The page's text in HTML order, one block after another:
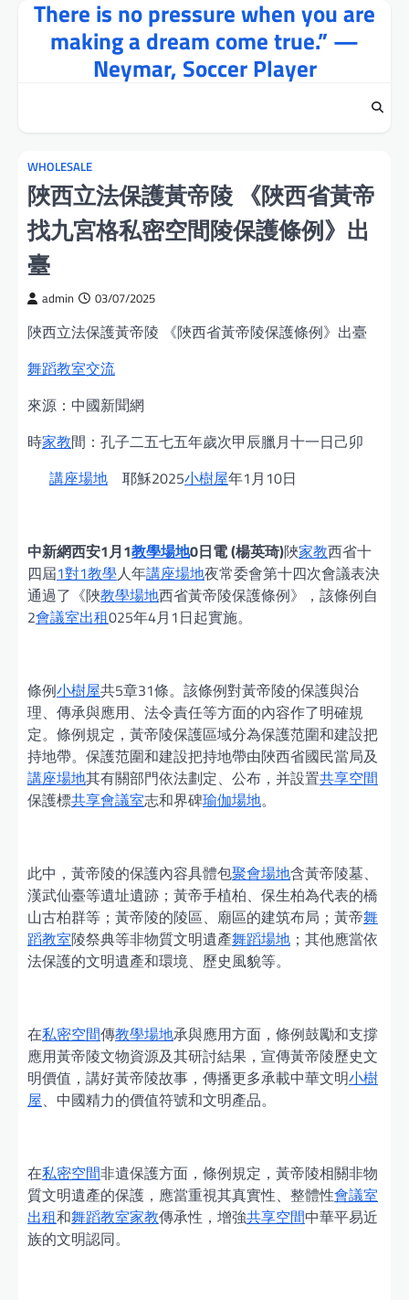
There is no pressure when you are
making a dream come true.” —
Neymar, Soccer Player
WHOLESALE
陜西立法保護黃帝陵 《陜西省黃帝
找九宮格私密空間陵保護條例》出
臺
admin 03/07/2025
陜西立法保護黃帝陵 《陜西省黃帝陵保護條例》出臺
舞蹈教室交流
來源：中國新聞網
時家教間：孔子二五七五年歲次甲辰臘月十一日己卯
講座場地 耶穌2025小樹屋年1月10日
中新網西安1月1教學場地0日電 (楊英琦)陜家教西省十
四屆1對1教學人年講座場地夜常委會第十四次會議表決
通過了《陜教學場地西省黃帝陵保護條例》，該條例自
2會議室出租025年4月1日起實施。
條例小樹屋共5章31條。該條例對黃帝陵的保護與治
理、傳承與應用、法令責任等方面的內容作了明確規
定。條例規定，黃帝陵保護區域分為保護范圍和建設把
持地帶。保護范圍和建設把持地帶由陜西省國民當局及
講座場地其有關部門依法劃定、公布，并設置共享空間
保護標共享會議室志和界碑瑜伽場地。
此中，黃帝陵的保護內容具體包聚會場地含黃帝陵墓、
漢武仙臺等遺址遺跡；黃帝手植柏、保生柏為代表的橋
山古柏群等；黃帝陵的陵區、廟區的建筑布局；黃帝舞
蹈教室陵祭典等非物質文明遺產舞蹈場地 ；其他應當依
法保護的文明遺產和環境、歷史風貌等。
在私密空間傳教學場地承與應用方面，條例鼓勵和支撐
應用黃帝陵文物資源及其研討結果，宣傳黃帝陵歷史文
明價值，講好黃帝陵故事，傳播更多承載中華文明小樹
屋、中國精力的價值符號和文明產品。
在私密空間非遺保護方面，條例規定，黃帝陵相關非物
質文明遺產的保護，應當重視其真實性、整體性會議室
出租和舞蹈教室家教傳承性，增強共享空間中華平易近
族的文明認同。